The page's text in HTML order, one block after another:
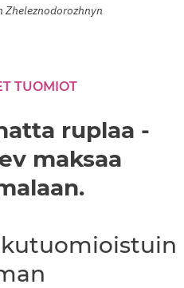
TUOMIOT
ruplaa -
maksaa